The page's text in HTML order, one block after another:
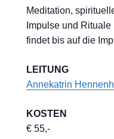
Meditation,
Impulse und Rituale
findet bis auf die
LEITUNG
Annekatrin
KOSTEN
€ 55,-